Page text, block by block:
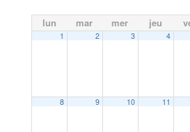
lun mar mer jeu
1 2 3 4
8 9 10 11